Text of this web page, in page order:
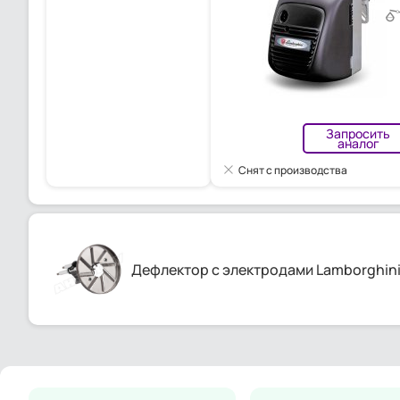
Запросить
аналог
Снят с производства
Дефлектор с электродами